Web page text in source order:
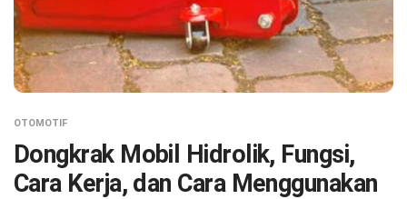
OTOMOTIF
Dongkrak Mobil Hidrolik, Fungsi,
Cara Kerja, dan Cara Menggunakan